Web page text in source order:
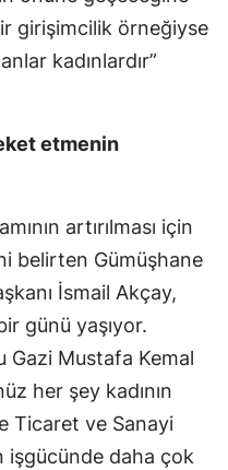
girişimcilik örneğiyse
kadınlardır”
etmenin
artırılması için
belirten Gümüşhane
İsmail Akçay,
günü yaşıyor.
Gazi Mustafa Kemal
her şey kadının
Ticaret ve Sanayi
işgücünde daha çok